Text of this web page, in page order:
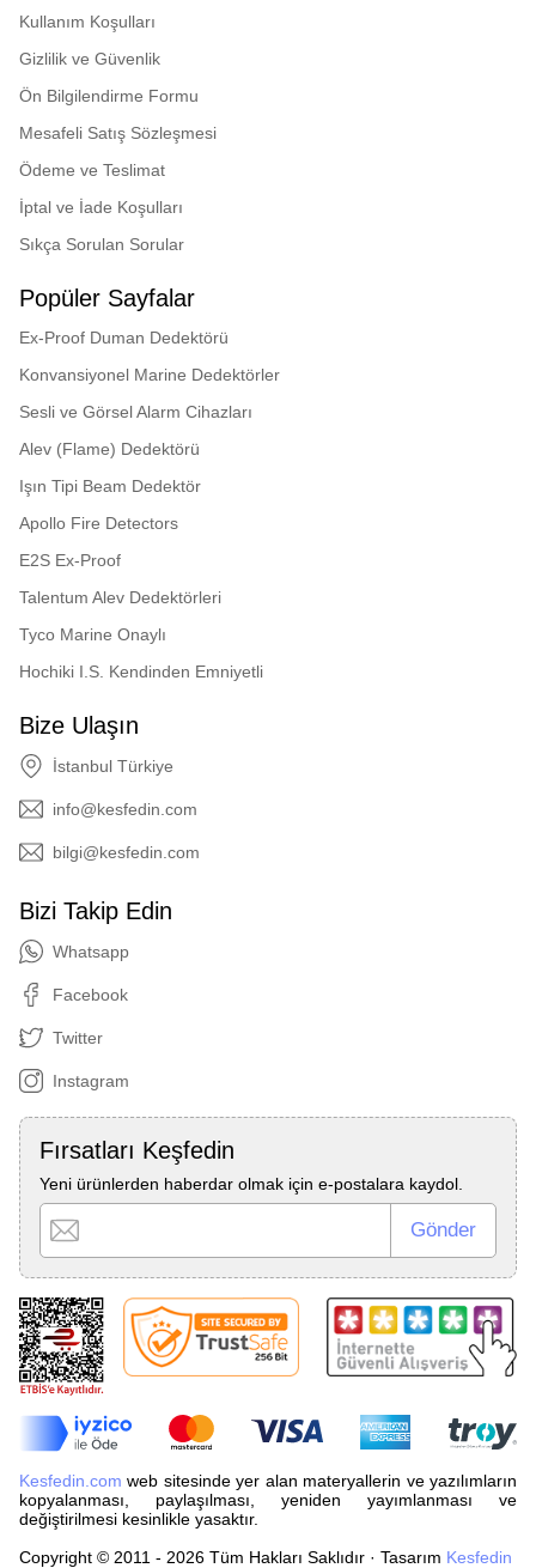
Kullanım Koşulları
Gizlilik ve Güvenlik
Ön Bilgilendirme Formu
Mesafeli Satış Sözleşmesi
Ödeme ve Teslimat
İptal ve İade Koşulları
Sıkça Sorulan Sorular
Popüler Sayfalar
Ex-Proof Duman Dedektörü
Konvansiyonel Marine Dedektörler
Sesli ve Görsel Alarm Cihazları
Alev (Flame) Dedektörü
Işın Tipi Beam Dedektör
Apollo Fire Detectors
E2S Ex-Proof
Talentum Alev Dedektörleri
Tyco Marine Onaylı
Hochiki I.S. Kendinden Emniyetli
Bize Ulaşın
İstanbul Türkiye
info@kesfedin.com
bilgi@kesfedin.com
Bizi Takip Edin
Whatsapp
Facebook
Twitter
Instagram
Fırsatları Keşfedin
Yeni ürünlerden haberdar olmak için e-postalara kaydol.
Kesfedin.com web sitesinde yer alan materyallerin ve yazılımların
kopyalanması, paylaşılması, yeniden yayımlanması ve
değiştirilmesi kesinlikle yasaktır.
Copyright © 2011 - 2026 Tüm Hakları Saklıdır · Tasarım Kesfedin